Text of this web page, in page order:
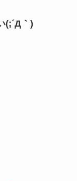
(;´Д｀)